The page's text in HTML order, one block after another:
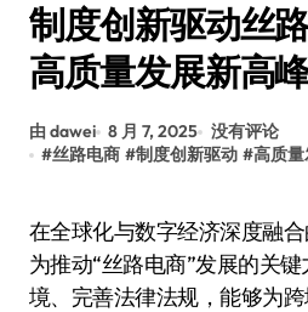
制度创新驱动丝
高质量发展新高
由 dawei 8 月 7, 2025 没有评论
#丝路电商 #制度创新驱动 #高质
在全球化与数字经济深度融合的今天，制度创新成
为推动“丝路电商”发展的关
境、完善法律法规，能够为